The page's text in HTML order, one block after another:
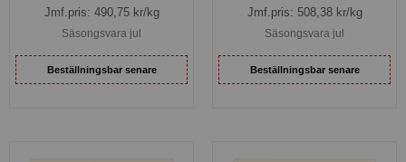
Jmf.pris: 490,75kr/kg
Säsongsvara jul
Beställningsbar senare
Jmf.pris: 508,38kr/kg
Säsongsvara jul
Beställningsbar senare